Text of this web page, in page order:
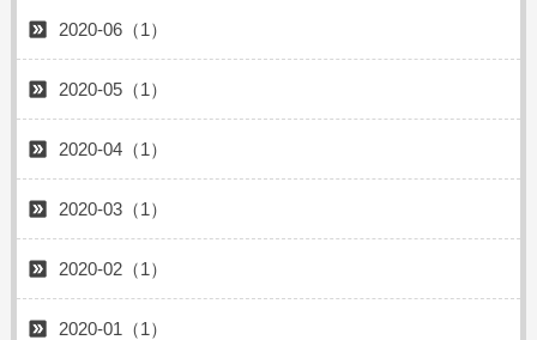
2020-06（1）
2020-05（1）
2020-04（1）
2020-03（1）
2020-02（1）
2020-01（1）